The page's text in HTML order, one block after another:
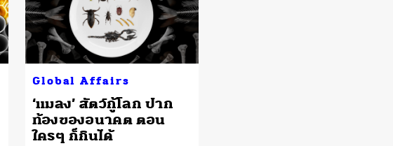
Global Affairs
​‘แมลง’ สัตว์กู้โลก ปาก
ท้องของอนาคต ตอน
ใครๆ ก็กินได้